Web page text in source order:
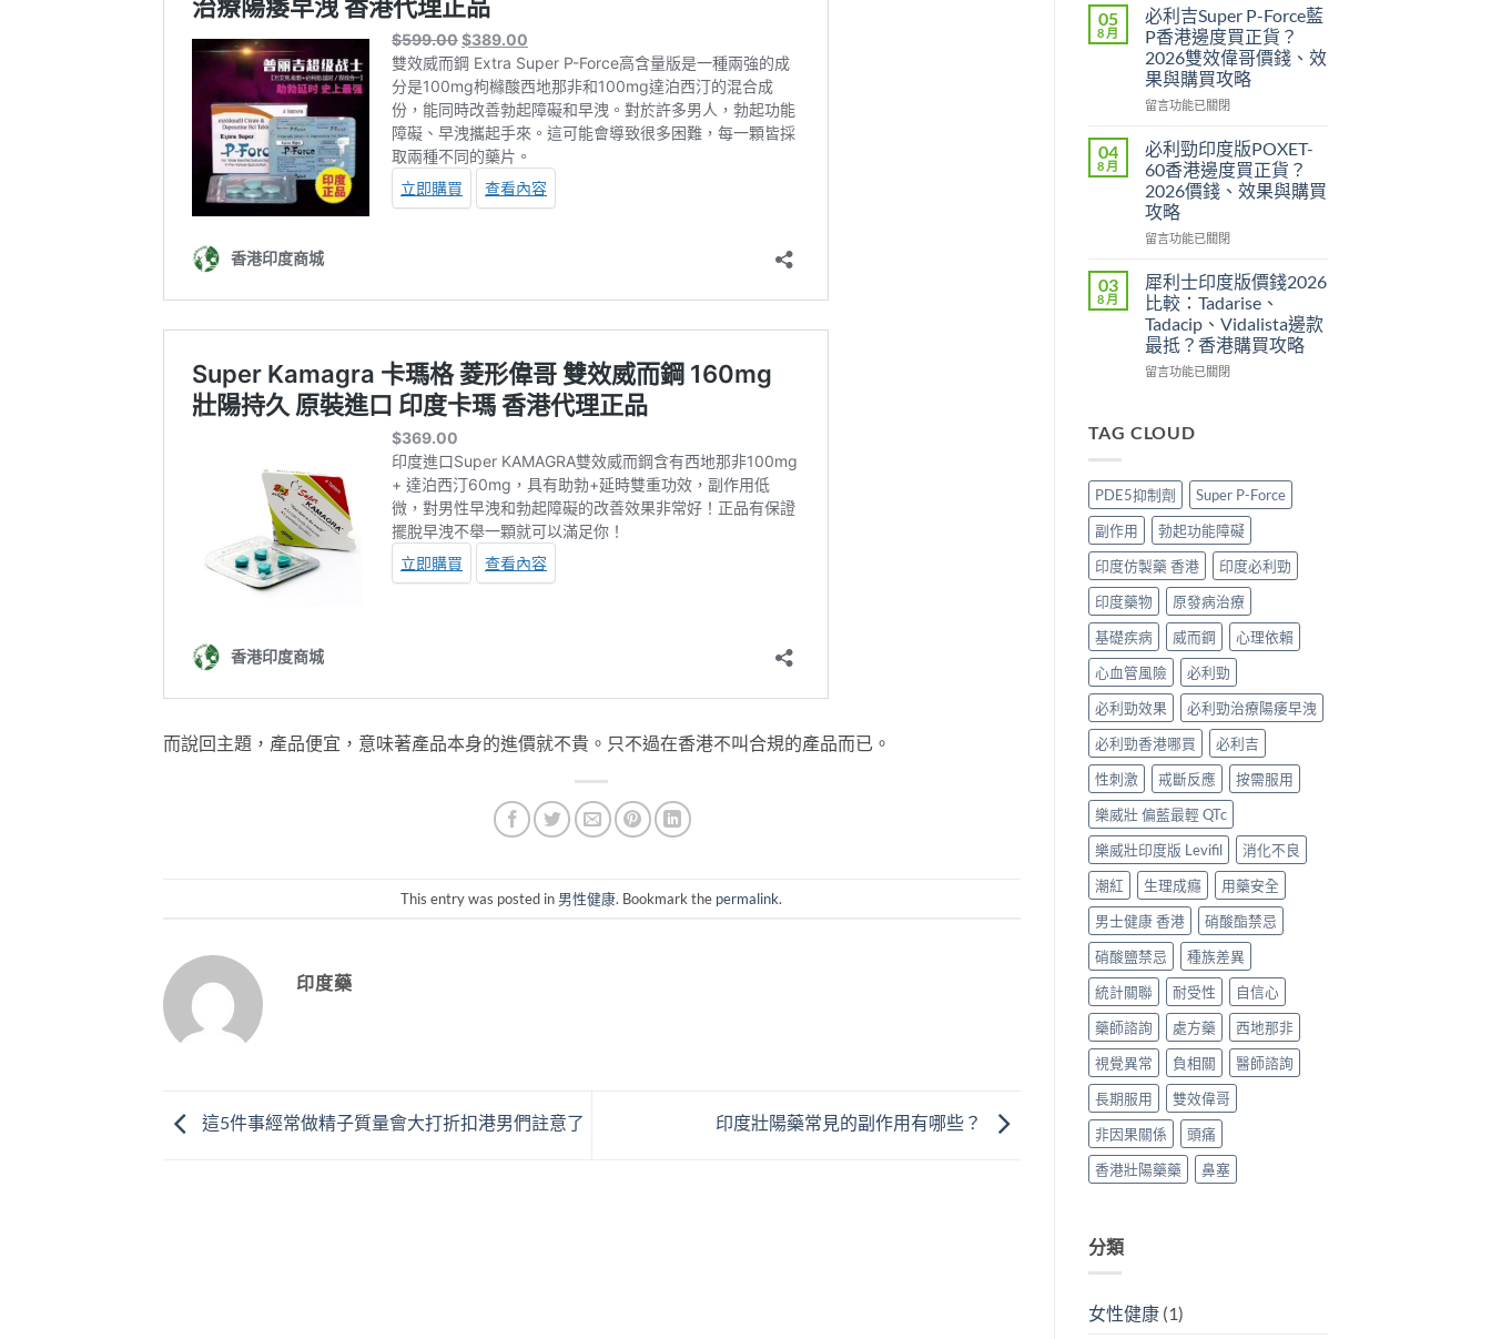
而說回主題，產品便宜，意味著產品本身的進價就不貴。只不過在香港不叫合規的產品而已。
This entry was posted in 男性健康. Bookmark the permalink.
印度藥
這5件事經常做精子質量會大打折扣港男們註意了 印度壯陽藥常見的副作用有哪些？
邊
度
買
最
安
全？
網
購
攻
略：
貨
到
款
點
揀
＋
3
招
真
假〉
威
壯
印
度
版
Levitra
度
買
正
貨？
2026
價
效
果
與
購
買
攻
05
8 月
必利吉Super P-Force藍
P香港邊度買正貨？
2026雙效偉哥價錢、效
果與購買攻略
在
利
吉
Super
P-
Force
藍
香
港
邊
度
買
正
雙
效
哥
價
錢、
果
與
購
買
攻
略〉
中
留言功能已關閉
04
8 月
必利勁印度版POXET-
60香港邊度買正貨？
2026價錢、效果與購買
攻略
在
利
勁
印
度
版
POXET-
港
買
正
貨？
2026
價
錢、
效
果
與
購
買
攻
略〉
中
留言功能已關閉
03
8 月
犀利士印度版價錢2026
比較：Tadarise、
Tadacip、Vidalista邊款
最抵？香港購買攻略
在
士
版
價
錢
2026
比
較：
Tadarise、
Tadacip、
Vidalista
邊
款
最
抵？
香
港
購
攻
略〉
中
留言功能已關閉
TAG CLOUD
PDE5抑制劑
Super P-Force
副作用
勃起功能障礙
印度仿製藥 香港
印度必利勁
印度藥物
原發病治療
基礎疾病
威而鋼
心理依賴
心血管風險
必利勁
必利勁效果
必利勁治療陽痿早洩
必利勁香港哪買
必利吉
性刺激
戒斷反應
按需服用
樂威壯 偏藍最輕 QTc
樂威壯印度版 Levifil
消化不良
潮紅
生理成癮
用藥安全
男士健康 香港
硝酸酯禁忌
硝酸鹽禁忌
種族差異
統計關聯
耐受性
自信心
藥師諮詢
處方藥
西地那非
視覺異常
負相關
醫師諮詢
長期服用
雙效偉哥
非因果關係
頭痛
香港壯陽藥藥
鼻塞
分類
女性健康(1)